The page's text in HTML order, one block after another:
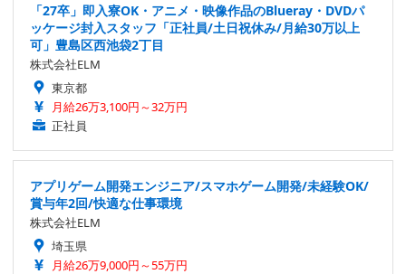
「27卒」即入寮OK・アニメ・映像作品のBlueray・DVDパ
ッケージ封入スタッフ「正社員/土日祝休み/月給30万以上
可」豊島区西池袋2丁目
株式会社ELM
東京都
月給26万3,100円～32万円
正社員
アプリゲーム開発エンジニア/スマホゲーム開発/未経験OK/
賞与年2回/快適な仕事環境
株式会社ELM
埼玉県
月給26万9,000円～55万円